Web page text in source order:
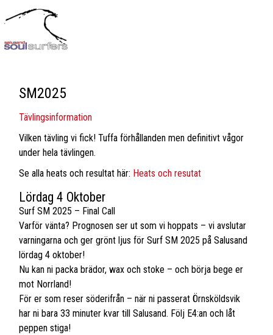
SM2025
Tävlingsinformation
Vilken tävling vi fick! Tuffa förhållanden men definitivt vågor
under hela tävlingen.
Se alla heats och resultat här: Heats och resutat
Lördag 4 Oktober
Surf SM 2025 – Final Call
Varför vänta? Prognosen ser ut som vi hoppats – vi avslutar
varningarna och ger grönt ljus för Surf SM 2025 på Salusand
lördag 4 oktober!
Nu kan ni packa brädor, wax och stoke – och börja bege er
mot Norrland!
För er som reser söderifrån – när ni passerat Örnsköldsvik
har ni bara 33 minuter kvar till Salusand. Följ E4:an och låt
peppen stiga!